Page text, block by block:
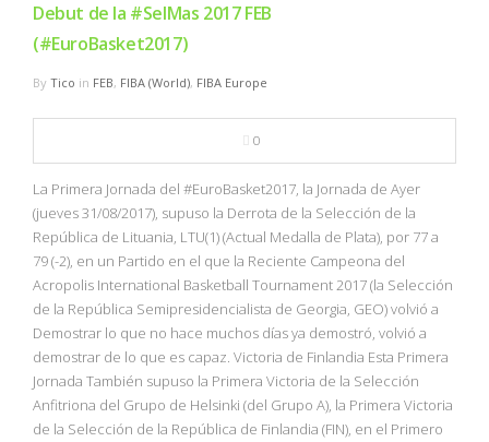
Debut de la #SelMas 2017 FEB
(#EuroBasket2017)
By Tico in FEB, FIBA (World), FIBA Europe
0
La Primera Jornada del #EuroBasket2017, la Jornada de Ayer
(jueves 31/08/2017), supuso la Derrota de la Selección de la
República de Lituania, LTU(1) (Actual Medalla de Plata), por 77 a
79 (-2), en un Partido en el que la Reciente Campeona del
Acropolis International Basketball Tournament 2017 (la Selección
de la República Semipresidencialista de Georgia, GEO) volvió a
Demostrar lo que no hace muchos días ya demostró, volvió a
demostrar de lo que es capaz. Victoria de Finlandia Esta Primera
Jornada También supuso la Primera Victoria de la Selección
Anfitriona del Grupo de Helsinki (del Grupo A), la Primera Victoria
de la Selección de la República de Finlandia (FIN), en el Primero